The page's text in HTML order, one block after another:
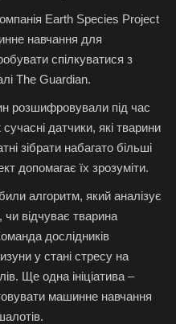
Earth Species Project
навчання для
спілкуватися з
The Guardian.
розшифровували під час
датчики, які тварини
зібрати набагато більші
допомагає їх зрозуміти.
алгоритм, який аналізує
відчуває тварина
дослідників
у стані стресу на
Ще одна ініціатива –
машинне навчання